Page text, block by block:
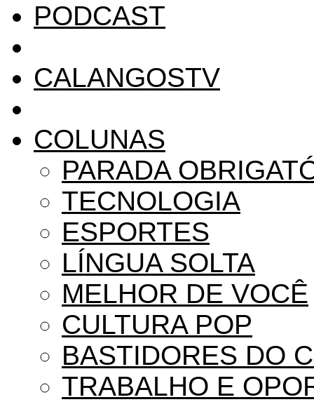
PODCAST
CALANGOSTV
COLUNAS
PARADA
TECNOLOGIA
ESPORTES
LÍNGUA SOLTA
MELHOR DE VOCÊ
CULTURA POP
BASTIDORES DO
TRABALHO E